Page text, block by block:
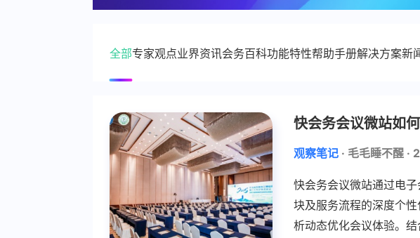
全部专家观点业界资讯会务百科功能特性帮助手册解决方案新
案例分析行业趋势政策法规技术前沿
快会务会议微站如
观察笔记 · 毛毛睡不醒 ·
快会务会议微站通过电
块及服务流程的深度个
析动态优化会议体验。